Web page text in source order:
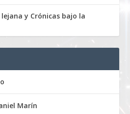
y Crónicas bajo la
Marín